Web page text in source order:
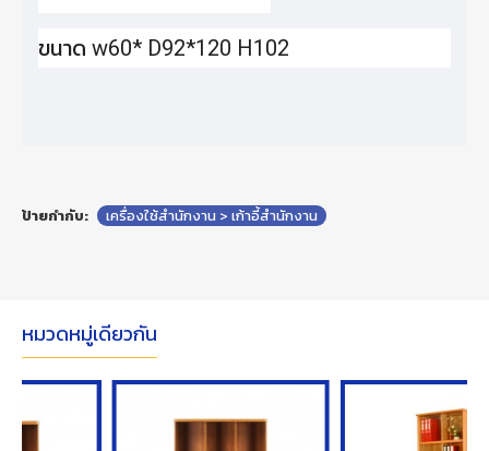
ขนาด w60* D92*120 H102
ป้ายกำกับ: เครื่องใช้สำนักงาน > เก้าอี้สำนักงาน
หมวดหมู่เดียวกัน